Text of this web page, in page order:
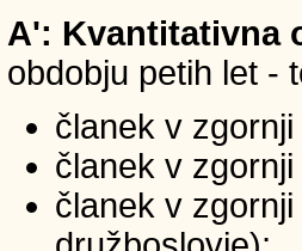
A': Kvantitativna
obdobju petih let -
članek v
članek v
članek v